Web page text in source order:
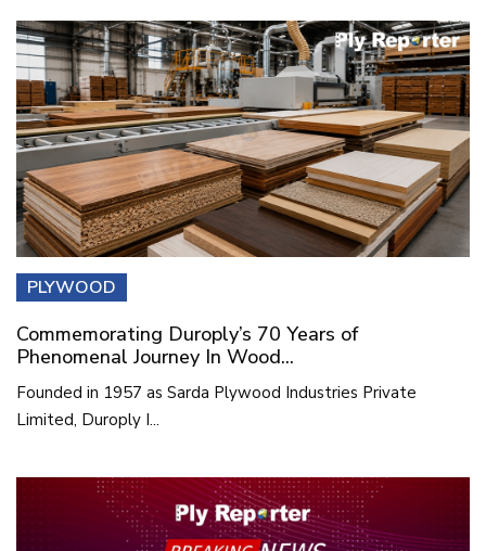
PLYWOOD
Commemorating Duroply’s 70 Years of
Phenomenal Journey In Wood...
Founded in 1957 as Sarda Plywood Industries Private
Limited, Duroply I...